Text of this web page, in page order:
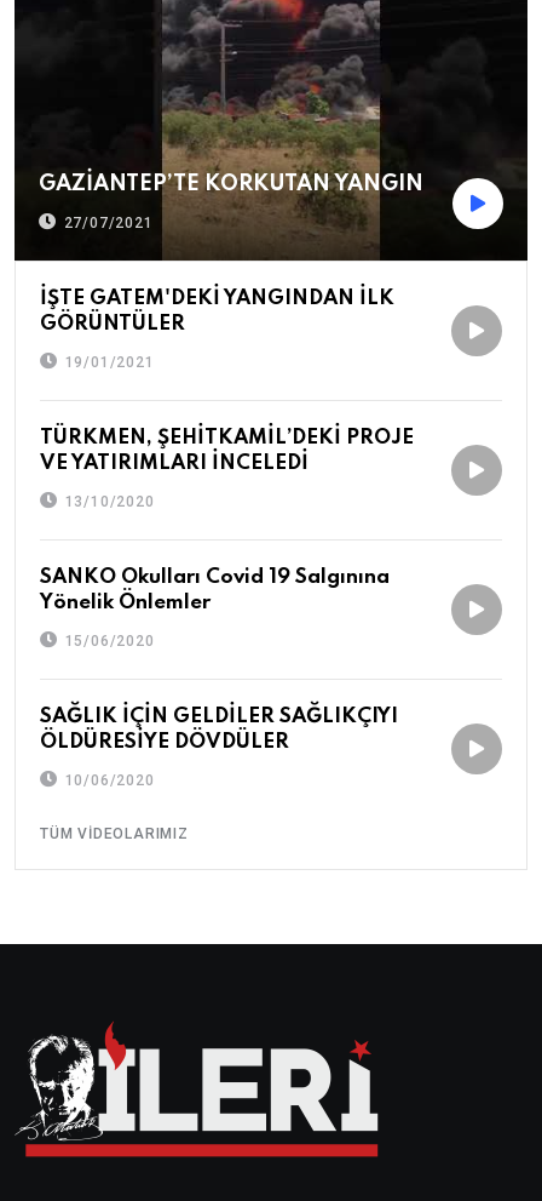
GAZİANTEP’TE KORKUTAN YANGIN
27/07/2021
İŞTE GATEM'DEKİ YANGINDAN İLK
GÖRÜNTÜLER
19/01/2021
TÜRKMEN, ŞEHİTKAMİL’DEKİ PROJE
VE YATIRIMLARI İNCELEDİ
13/10/2020
SANKO Okulları Covid 19 Salgınına
Yönelik Önlemler
15/06/2020
SAĞLIK İÇİN GELDİLER SAĞLIKÇIYI
ÖLDÜRESİYE DÖVDÜLER
10/06/2020
TÜM VIDEOLARIMIZ